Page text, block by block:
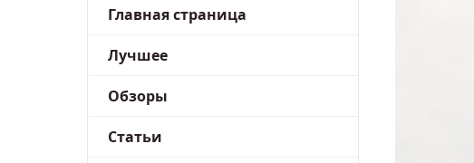
Главная страница
Лучшее
Обзоры
Статьи